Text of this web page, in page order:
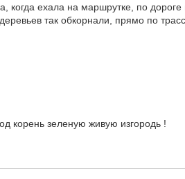
когда ехала на маршрутке, по
так обкорнали, прямо по
корень зеленую живую изгородь !